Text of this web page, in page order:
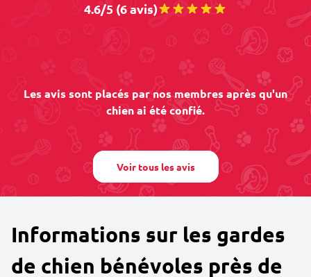
4.6/5 (6 avis)
Les avis sont placés par nos membres après qu'un
chien ai été confié.
Voir tous les avis
Informations sur les gardes
de chien bénévoles près de